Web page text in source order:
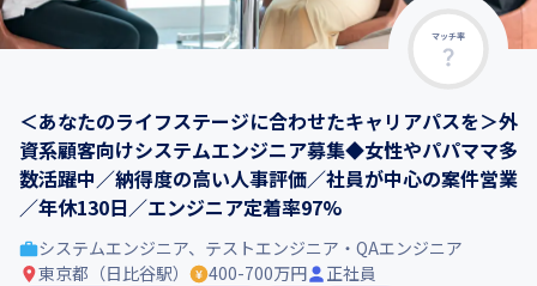
マッチ率
＜あなたのライフステージに合わせたキャリアパスを＞外
資系顧客向けシステムエンジニア募集◆女性やパパママ多
数活躍中／納得度の高い人事評価／社員が中心の案件営業
／年休130日／エンジニア定着率97%
システムエンジニア、テストエンジニア・QAエンジニア
東京都（日比谷駅）
400-700万円 正社員